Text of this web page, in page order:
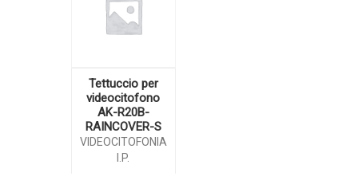
Tettuccio per
videocitofono
AK-R20B-
RAINCOVER-S
VIDEOCITOFONIA
I.P.